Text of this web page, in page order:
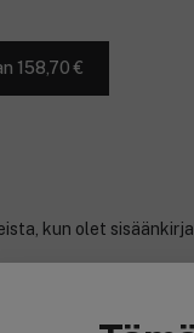
158,70 €
kun olet